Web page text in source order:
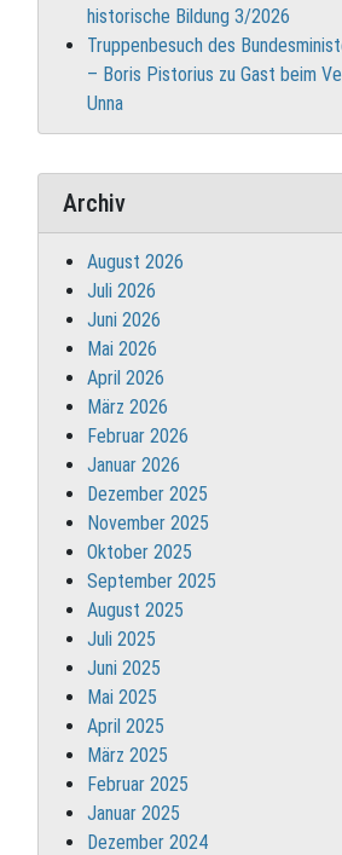
historische Bildung 3/2026
Truppenbesuch des
– Boris Pistorius zu Gast beim
Unna
Archiv
August 2026
Juli 2026
Juni 2026
Mai 2026
April 2026
März 2026
Februar 2026
Januar 2026
Dezember 2025
November 2025
Oktober 2025
September 2025
August 2025
Juli 2025
Juni 2025
Mai 2025
April 2025
März 2025
Februar 2025
Januar 2025
Dezember 2024